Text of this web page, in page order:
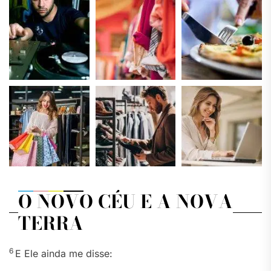
O NOVO CÉU E A NOVA
TERRA
6 E Ele ainda me disse: